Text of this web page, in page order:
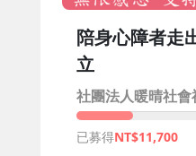
陪身心障者走
立
社團法人暖晴社會
已募得 11,700